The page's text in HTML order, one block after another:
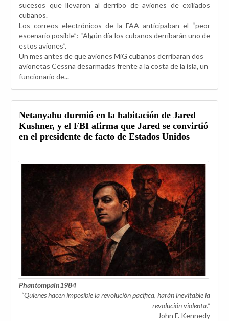
sucesos que llevaron al derribo de aviones de exiliados
cubanos.
Los correos electrónicos de la FAA anticipaban el “peor
escenario posible”: “Algún día los cubanos derribarán uno de
estos aviones”.
Un mes antes de que aviones MiG cubanos derribaran dos
avionetas Cessna desarmadas frente a la costa de la isla, un
funcionario de...
Netanyahu durmió en la habitación de Jared
Kushner, y el FBI afirma que Jared se convirtió
en el presidente de facto de Estados Unidos
Phantompain1984
“Quienes hacen imposible la revolución pacífica, harán inevitable la
revolución violenta.”
— John F. Kennedy